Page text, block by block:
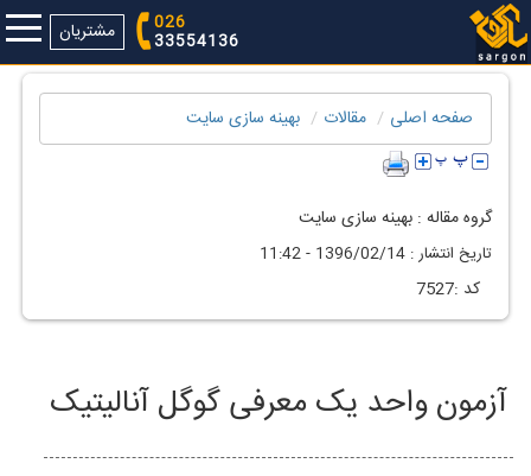
مشتریان 026
33554136
صفحه اصلی مقالات بهینه سازی سايت
گروه مقاله :بهینه سازی سايت
تاريخ انتشار :1396/02/14 - 11:42
كد :7527
آزمون واحد یک معرفی گوگل آنالیتیک